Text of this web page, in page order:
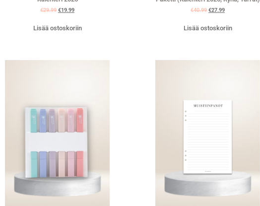
€29.99 €19.99
Lisää ostoskoriin
€40.99 €27.99
Lisää ostoskoriin